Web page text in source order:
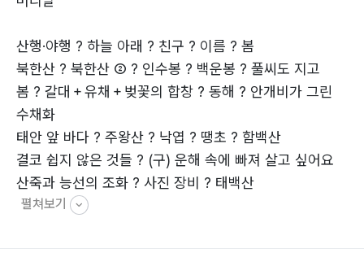
비가 오는 중인데도 나는 삼각대를 설치하며
카메라에 담기에 여념이 없어요
지금 담지 못하면 흔적도 없이 사그라질 것입니다
무덤 옆을 지키는 빨간털 중 나리꽃이 앙증맞게 피어 있네
요
빨간털 중 나리꽃은 빗물에 샤워를 즐기며 한들한들 지깁
산행·야행 ? 하늘 아래 ? 친구 ? 이름 ? 봄
북한산 ? 북한산 ② ? 인수봉 ? 백운봉 ? 풀씨도 지고
봄 ? 갈대＋유채＋벚꽃의 합창 ? 동해 ? 안개비가 그린
수채화
태안 앞 바다 ? 주왕산 ? 낙엽 ? 땡초 ? 함백산
결코 쉽지 않은 것들 ? (구) 운해 속에 빠져 살고 싶어요
산죽과 능선의 조화 ? 사진 장비 ? 태백산
한라산 ? 전주 ? 어디론가 떠나고 싶은데… ? 자연과 더불
펼쳐보기